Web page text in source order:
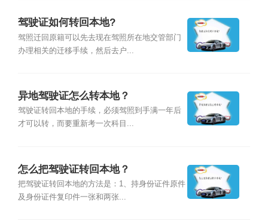
驾驶证如何转回本地?
驾照迁回原籍可以先去现在驾照所在地交管部门
办理相关的迁移手续，然后去户...
异地驾驶证怎么转本地？
驾驶证转回本地的手续，必须驾照到手满一年后
才可以转，而要重新考一次科目...
怎么把驾驶证转回本地？
把驾驶证转回本地的方法是：1、持身份证件原件
及身份证件复印件一张和两张...